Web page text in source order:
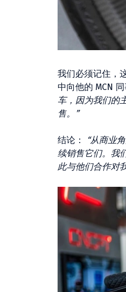
我们必须记住，
中向他的 MCN
车，因为我们的
售。”
结论：
“从商业
续销售它们。我
此与他们合作对